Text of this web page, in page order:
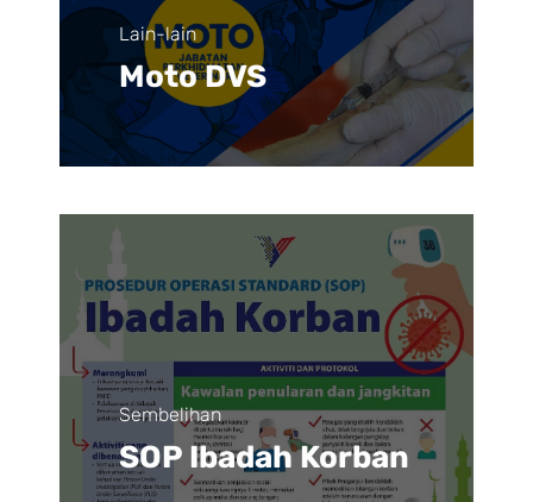
Lain-lain
Moto DVS
Sembelihan
SOP Ibadah Korban